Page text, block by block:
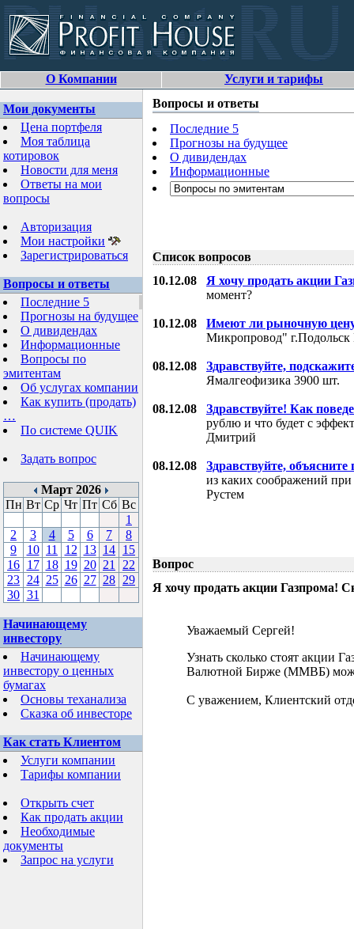
О Компании Услуги и тарифы
Мои документы
Цена портфеля
Моя таблица
котировок
Новости для меня
Ответы на мои
вопросы
Авторизация
Мои настройки
Зарегистрироваться
Вопросы и ответы
Последние 5
Прогнозы на будущее
О дивидендах
Информационные
Вопросы по
эмитентам
Об услугах компании
Как купить (продать)
…
По системе QUIK
Задать вопрос
Март 2026
Пн Вт Ср Чт Пт Сб Вс
1
2
3 4 5 6 7
8
9
10 11 12 13 14 15
16 17 18 19 20 21
22
23 24 25 26 27 28 29
30 31
Начинающему
инвестору
Начинающему
инвестору о ценных
бумагах
Основы теханализа
Сказка об инвесторе
Как стать Клиентом
Услуги компании
Тарифы компании
Открыть счет
Как продать акции
Необходимые
документы
Запрос на услуги
Вопросы и ответы
Последние 5
Прогнозы на будущее
О дивидендах
Информационные
Список вопросов
10.12.08 Я хочу продать акции
момент?
10.12.08
Имеют ли рыночную
Микропровод"
08.12.08
Здравствуйте,
Ямалгеофизика 3900 шт.
08.12.08
Здравствуйте! Как
рублю и что будет с
Дмитрий
08.12.08
Здравствуйте, объясните
из каких соображений
Рустем
Вопрос
Я хочу продать акции Газпрома!
Уважаемый Сергей!
Узнать сколько стоят акции
Валютной Бирже (ММВБ)
С уважением, Клиентский